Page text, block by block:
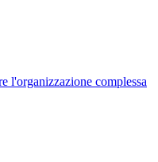
l'organizzazione complessa